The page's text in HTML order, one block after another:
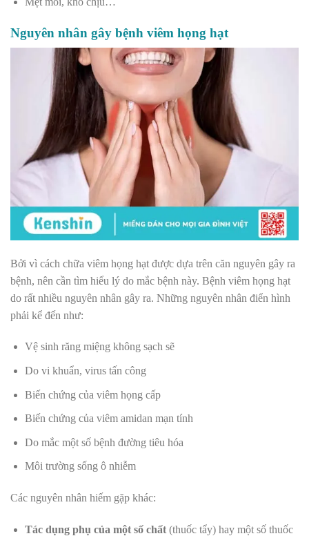
Nguyên nhân gây bệnh viêm họng hạt
Bởi vì cách chữa viêm họng hạt được dựa trên căn nguyên gây ra
bệnh, nên cần tìm hiểu lý do mắc bệnh này. Bệnh viêm họng hạt
do rất nhiều nguyên nhân gây ra. Những nguyên nhân điển hình
phải kể đến như:
Vệ sinh răng miệng không sạch sẽ
Do vi khuẩn, virus tấn công
Biến chứng của viêm họng cấp
Biến chứng của viêm amidan mạn tính
Do mắc một số bệnh đường tiêu hóa
Môi trường sống ô nhiễm
Các nguyên nhân hiếm gặp khác:
Tác dụng phụ của một số chất(thuốc tẩy) hay một số thuốc